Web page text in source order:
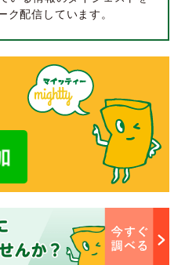
配信しています。